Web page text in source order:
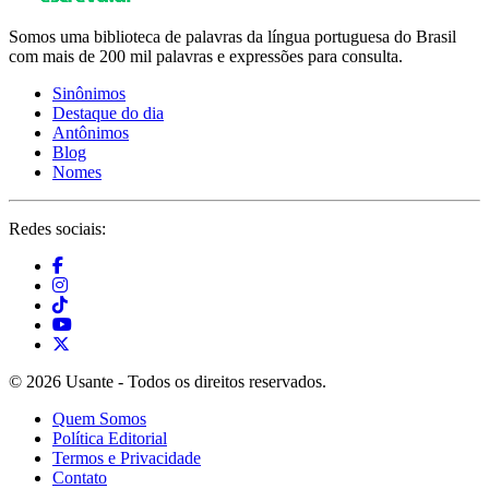
Somos uma biblioteca de palavras da língua portuguesa do Brasil
com mais de 200 mil palavras e expressões para consulta.
Sinônimos
Destaque do dia
Antônimos
Blog
Nomes
Redes sociais:
© 2026 Usante - Todos os direitos reservados.
Quem Somos
Política Editorial
Termos e Privacidade
Contato